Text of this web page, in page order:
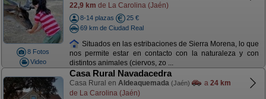
8 Fotos
Video
22,9 km de La Carolina (Jaén)
8-14 plazas
25 €
69 km de Ciudad Real
Situados en las estribaciones de Sierra Morena, lo que
nos permite estar en contacto con la naturaleza y con
distintos animales (ciervos, zo ...
Casa Rural Navadacedra
Casa Rural en Aldeaquemada (Jaén) a 24 km
de La Carolina (Jaén)